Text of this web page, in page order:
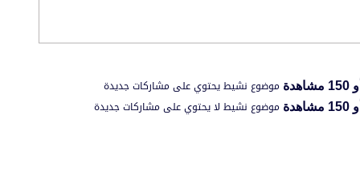
موضوع نشيط يحتوي على مشاركات جديدة
موضوع نشيط لا يحتوي على مشاركات جديدة